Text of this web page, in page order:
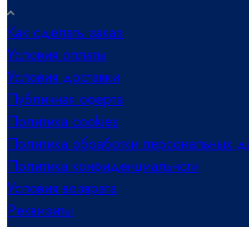
Как сделать заказ
Условия оплаты
Условия доставки
Публичная оферта
Политика cookies
Политика обработки персональных
Политика конфиденциальнсти
Условия возврата
Реквизиты